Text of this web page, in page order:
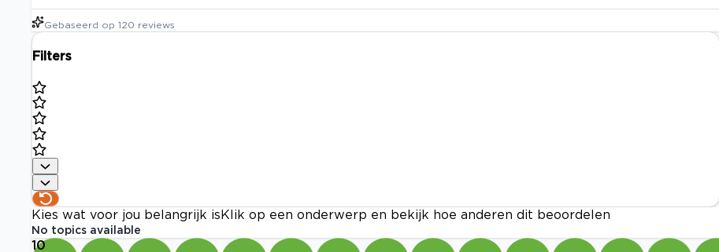
Gebaseerd op 120 reviews
Filters
Kies wat voor jou belangrijk is Klik op een onderwerp en bekijk hoe anderen dit beoordelen
No topics available
10